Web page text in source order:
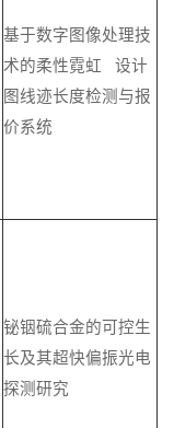
基于数字图像处理技
术的柔性霓虹 设计
图线迹长度检测与报
价系统
铋铟硫合金的可控生
长及其超快偏振光电
探测研究